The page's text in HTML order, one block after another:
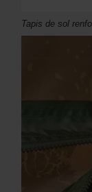
Tapis de sol